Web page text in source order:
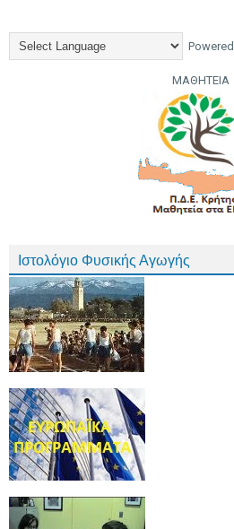
ΜΑΘΗΤΕΙΑ
Ιστολόγιο Φυσικής Αγωγής